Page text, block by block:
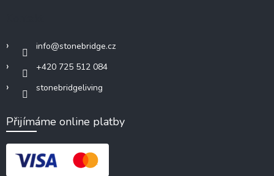
info@stonebridge.cz
+420 725 512 084
stonebridgeliving
Přijímáme online platby